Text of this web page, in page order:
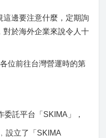
邊要注意什麼，定期詢
對於海外企業來說令人十
位前往台灣營運時的第
託平台「SKIMA」，
設立了「SKIMA